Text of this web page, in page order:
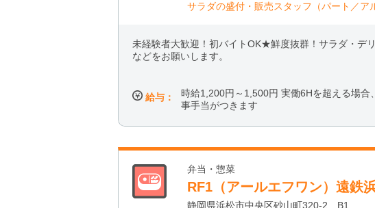
サラダの盛付・販売スタッフ（パート／ア
未経験者大歓迎！初バイトOK★鮮度抜群！サラダ・デ
などをお願いします。
給与：
時給1,200円～1,500円 実働6Hを超える場合
事手当がつきます
弁当・惣菜
RF1（アールエフワン）遠鉄
静岡県浜松市中央区砂山町320-2 B1